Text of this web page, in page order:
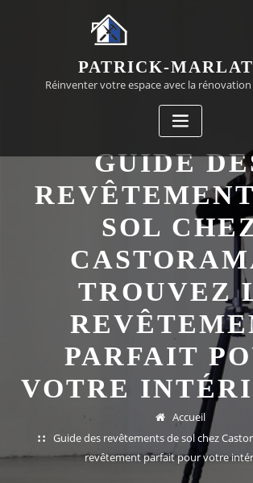
PATRICK-
Réinventer votre espace avec la
GUIDE
SOL
TROUVEZ
PARFAIT
VOTRE
Accueil
Guide des revêtements de sol chez
revêtement parfait pour votre